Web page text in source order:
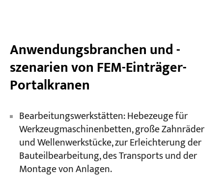
Anwendungsbranchen und -
szenarien von FEM-Einträger-
Portalkranen
Bearbeitungswerkstätten: Hebezeuge für
Werkzeugmaschinenbetten, große Zahnräder
und Wellenwerkstücke, zur Erleichterung der
Bauteilbearbeitung, des Transports und der
Montage von Anlagen.